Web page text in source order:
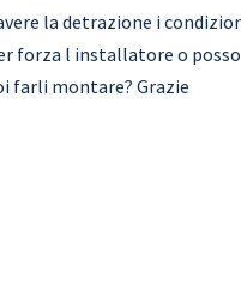
forza l installatore o posso
farli montare? Grazie